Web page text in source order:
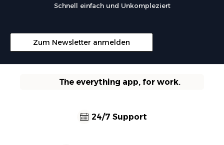
Schnell einfach und Unkompleziert
Zum Newsletter anmelden
The everything app, for work.
24/7 Support